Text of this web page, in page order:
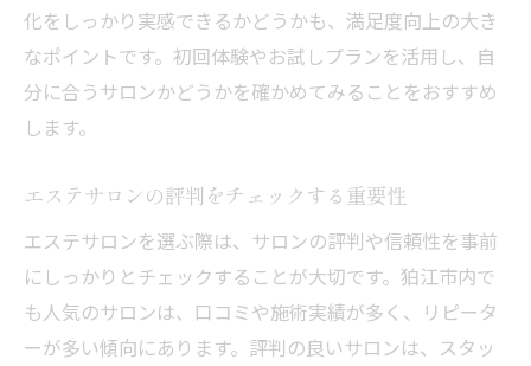
化をしっかり実感できるかどうかも、満足度向上の大き
なポイントです。初回体験やお試しプランを活用し、自
分に合うサロンかどうかを確かめてみることをおすすめ
します。
エステサロンの評判をチェックする重要性
エステサロンを選ぶ際は、サロンの評判や信頼性を事前
にしっかりとチェックすることが大切です。狛江市内で
も人気のサロンは、口コミや施術実績が多く、リピータ
ーが多い傾向にあります。評判の良いサロンは、スタッ